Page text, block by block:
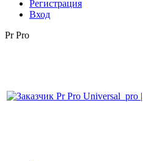
Регистрация
Вход
Pr Pro